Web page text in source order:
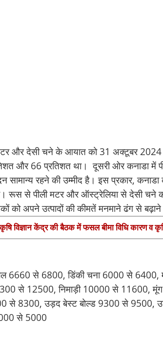
और देसी चने के आयात को 31 अक्टूबर
और 66 प्रतिशत था। दूसरी ओर कनाडा में
रहने की उम्मीद है। इस प्रकार, कनाडा की
रूस से पीली मटर और ऑस्ट्रेलिया से देसी चने
को अपने उत्पादों की कीमतें मनमाने ढंग से
विज्ञान केंद्र की बैठक में फसल बीमा विधि कारण व
6660 से 6800, डिंकी चना 6000 से
से 12500, निमाड़ी 10000 से 11600,
से 8300, उड़द बेस्ट बोल्ड 9300 से 9500,
से 5000